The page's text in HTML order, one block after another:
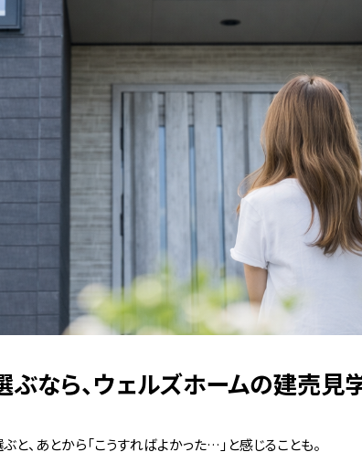
なら、ウェルズホームの建売見
と、あとから「こうすればよかった…」と感じることも。